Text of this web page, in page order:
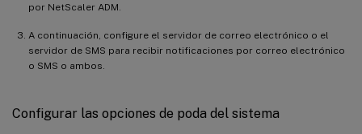
por NetScaler ADM.
A continuación, configure el servidor de correo electrónico o el
servidor de SMS para recibir notificaciones por correo electrónico
o SMS o ambos.
Configurar las opciones de poda del sistema